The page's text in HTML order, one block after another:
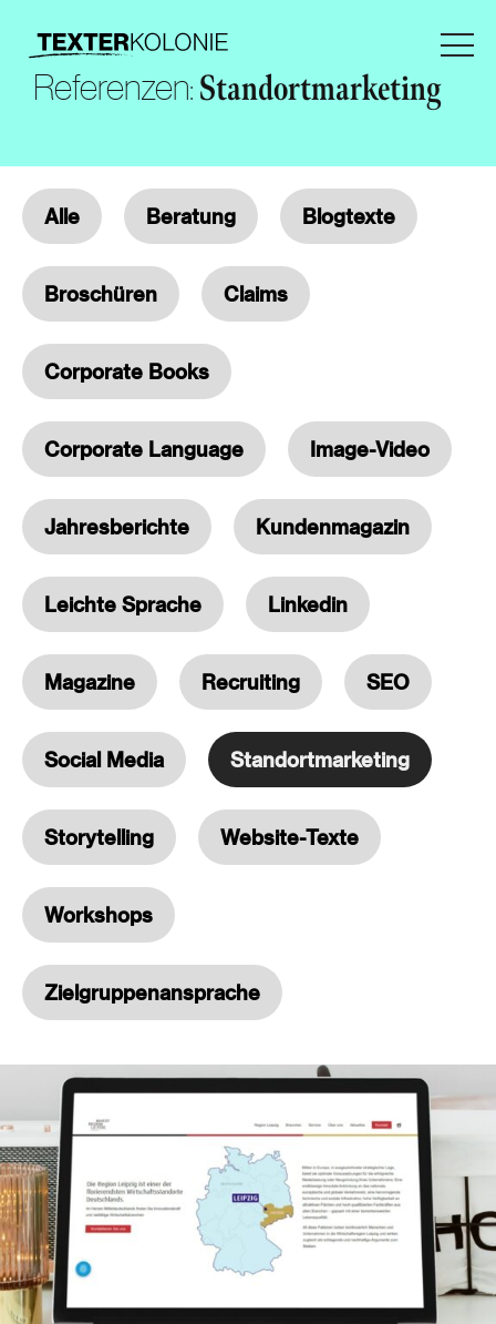
Referenzen:Standortmarketing
Alle Beratung Blogtexte
Broschüren Claims
Corporate Books
Corporate Language Image-Video
Jahresberichte Kundenmagazin
Leichte Sprache Linkedin
Magazine Recruiting SEO
Social Media Standortmarketing
Storytelling Website-Texte
Workshops
Zielgruppenansprache